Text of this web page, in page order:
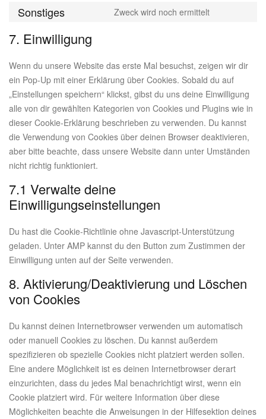
Sonstiges Zweck wird noch ermittelt
sonstiges
7. Einwilligung
Wenn du unsere Website das erste Mal besuchst, zeigen wir dir
ein Pop-Up mit einer Erklärung über Cookies. Sobald du auf
„Einstellungen speichern“ klickst, gibst du uns deine Einwilligung
alle von dir gewählten Kategorien von Cookies und Plugins wie in
dieser Cookie-Erklärung beschrieben zu verwenden. Du kannst
die Verwendung von Cookies über deinen Browser deaktivieren,
aber bitte beachte, dass unsere Website dann unter Umständen
nicht richtig funktioniert.
7.1 Verwalte deine
Einwilligungseinstellungen
Du hast die Cookie-Richtlinie ohne Javascript-Unterstützung
geladen. Unter AMP kannst du den Button zum Zustimmen der
Einwilligung unten auf der Seite verwenden.
8. Aktivierung/Deaktivierung und Löschen
von Cookies
Du kannst deinen Internetbrowser verwenden um automatisch
oder manuell Cookies zu löschen. Du kannst außerdem
spezifizieren ob spezielle Cookies nicht platziert werden sollen.
Eine andere Möglichkeit ist es deinen Internetbrowser derart
einzurichten, dass du jedes Mal benachrichtigt wirst, wenn ein
Cookie platziert wird. Für weitere Information über diese
Möglichkeiten beachte die Anweisungen in der Hilfesektion deines